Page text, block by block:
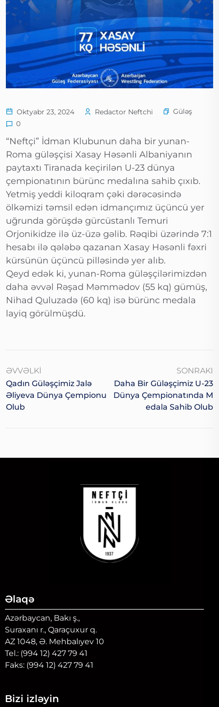
Oktyabr 23, 2024 Redactor Neftchi
Güləş
0
“Neftçi” İdman Klubunun daha bir yunan-
Roma güləşçisi Xasay Həsənli Albaniyanın
paytaxtı Tiranada keçirilən U-23 dünya
çempionatının bürünc medalına sahib çıxıb.
Yetmiş yeddi kiloqram çəki dərəcəsində
ölkəmizi təmsil edən idmançımız üçüncü yer
uğrunda görüşdə gürcüstanlı Temuri
Orjonikidze ilə üz-üzə gəlib. Rəqibi üzərində 7:1
hesabı ilə qələbə qazanan Xasay Həsənli fəxri
kürsünün üçüncü pilləsində yer alıb.
Qeyd edək ki, yunan-Roma güləşçilərimizdən
daha əvvəl Rəşad Məmmədov (55 kq) gümüş,
Nihad Quluzadə (60 kq) isə bürünc medala
layiq görülmüşdü.
ƏVVƏLKI
Qadın Güləşçimiz Jalə
Əliyeva Dünya Çempionu
Olub
SONRAKI
Daha Bir Güləşçimiz U-23
Dünya Çempionatında M
Edala Sahib Olub
Əlaqə
Azərbaycan, Bakı ş.,
Suraxanı r., Qaraçuxur q.
AZ 1048, Ə. Mehbalıyev 10
Tel.: (994 12) 427 79 41
Faks: (994 12) 427 79 41
Bizi izləyin